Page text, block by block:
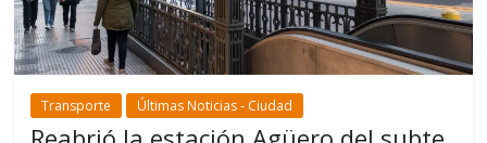
Transporte Últimas Noticias - Ciudad